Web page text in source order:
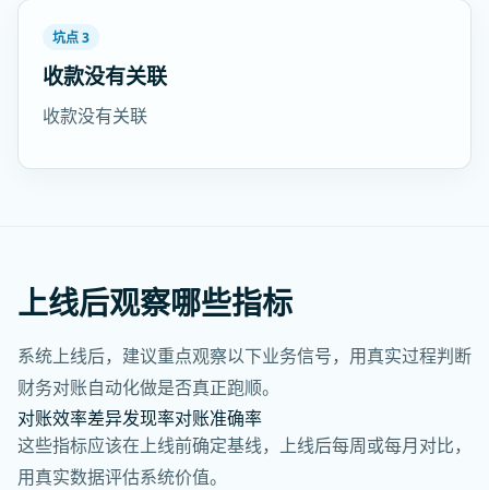
坑点 3
收款没有关联
收款没有关联
上线后观察哪些指标
系统上线后，建议重点观察以下业务信号，用真实过程判断
财务对账自动化做是否真正跑顺。
对账效率差异发现率对账准确率
这些指标应该在上线前确定基线，上线后每周或每月对比，
用真实数据评估系统价值。